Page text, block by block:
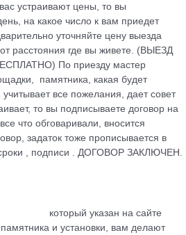
устраивают цены, то вы
на какое число к вам приедет
уточняйте цену выезда
расстояния где вы живете. (ВЫЕЗД
По приезду мастер
памятника, какая будет
учитывает все пожелания, дает совет
то вы подписываете договор на
что обговаривали, вносится
задаток тоже прописывается в
сроки , подписи . ДОГОВОР ЗАКЛЮЧЕН.
который указан на сайте
и установки, вам делают